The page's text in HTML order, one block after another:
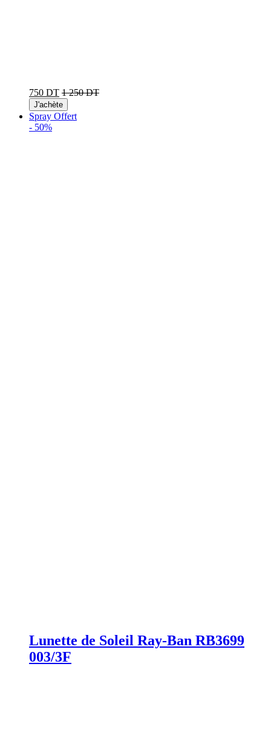
750 DT 1 250 DT
J'achète
Spray Offert
- 50%
Lunette de Soleil Ray-Ban RB3699
003/3F